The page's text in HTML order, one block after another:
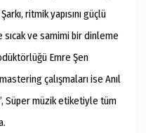
ritmik yapısını güçlü
ve samimi bir dinleme
Emre Şen
çalışmaları ise Anıl
Süper müzik etiketiyle tüm